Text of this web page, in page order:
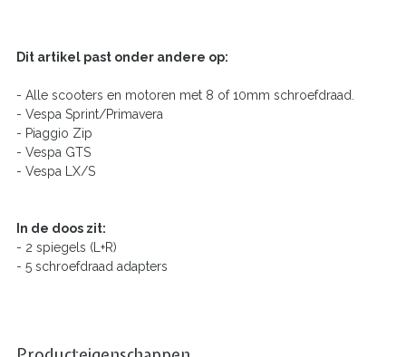
Dit artikel past onder andere op:
- Alle scooters en motoren met 8 of 10mm schroefdraad.
- Vespa Sprint/Primavera
- Piaggio Zip
- Vespa GTS
- Vespa LX/S
In de doos zit:
- 2 spiegels (L+R)
- 5 schroefdraad adapters